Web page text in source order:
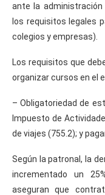
ante la
los requisitos legales
colegios y empresas).
Los requisitos que
organizar cursos en el
– Obligatoriedad de
Impuesto de
de viajes (755.2); y
Según la patronal, la
incrementado un
aseguran que